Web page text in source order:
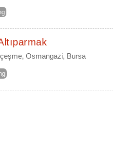
Osmangazi, Bursa